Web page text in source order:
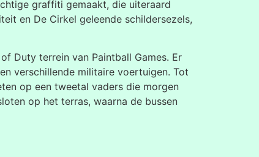
graffiti gemaakt, die uiteraard
en De Cirkel geleende schildersezels,
Duty terrein van Paintball Games. Er
verschillende militaire voertuigen. Tot
op een tweetal vaders die morgen
op het terras, waarna de bussen